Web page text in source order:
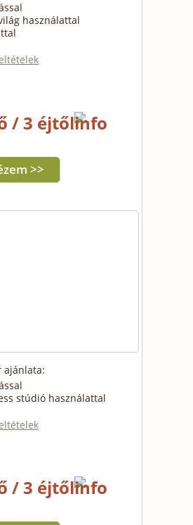
használattal
/ 3 éjtől
>>
ajánlata:
stúdió használattal
/ 3 éjtől